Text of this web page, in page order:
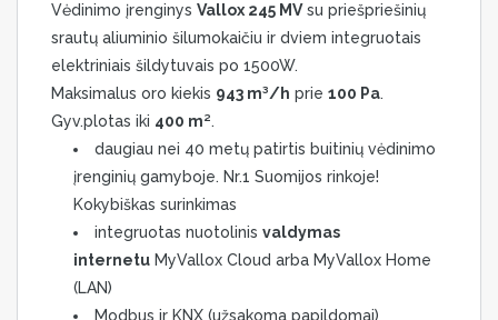
Vėdinimo įrenginys Vallox 245 MVsu priešpriešinių
srautų aliuminio šilumokaičiu ir dviem integruotais
elektriniais šildytuvais po 1500W.
Maksimalus oro kiekis 943 m³/h prie 100 Pa.
Gyv.plotas iki 400 m².
daugiau nei 40 metų patirtis buitinių vėdinimo
įrenginių gamyboje. Nr.1 Suomijos rinkoje!
Kokybiškas surinkimas
integruotas nuotolinis valdymas
internetu MyVallox Cloud arba MyVallox Home
(LAN)
Modbus ir KNX (užsakoma papildomai)